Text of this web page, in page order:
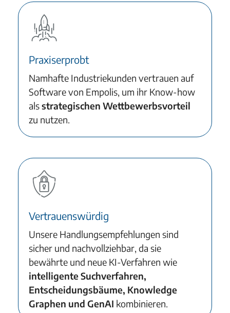
Praxiserprobt
Namhafte Industriekunden vertrauen auf
Software von Empolis, um ihr Know-how
alsstrategischen Wettbewerbsvorteil
zu nutzen.
Vertrauenswürdig
Unsere Handlungsempfehlungen sind
sicher und nachvollziehbar, da sie
bewährte und neue KI-Verfahren wie
intelligente Suchverfahren,
Entscheidungsbäume, Knowledge
Graphen und GenAI kombinieren.